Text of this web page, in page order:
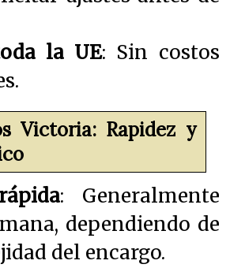
la UE: Sin costos
Victoria: Rapidez y
: Generalmente
dependiendo de
del encargo.